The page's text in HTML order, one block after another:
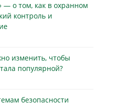
— о том, как в охранном
контроль и
изменить, чтобы
популярной?
безопасности